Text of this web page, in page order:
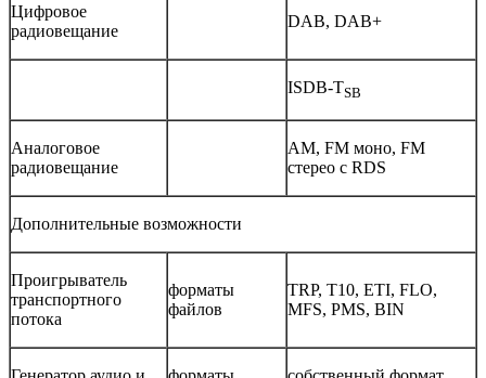
Цифровое
радиовещание
DAB, DAB+
ISDB-TSB
Аналоговое
радиовещание
AM, FM моно, FM
стерео с RDS
Дополнительные возможности
Проигрыватель
транспортного
потока
форматы
файлов
TRP, T10, ETI, FLO,
MFS, PMS, BIN